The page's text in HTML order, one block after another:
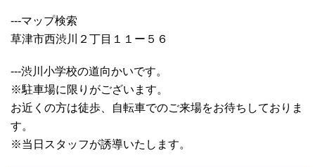
---マップ検索
草津市西渋川２丁目１１ー５６
---渋川小学校の道向かいです。
※駐車場に限りがございます。
お近くの方は徒歩、自転車でのご来場をお待ちしておりま
す。
※当日スタッフが誘導いたします。